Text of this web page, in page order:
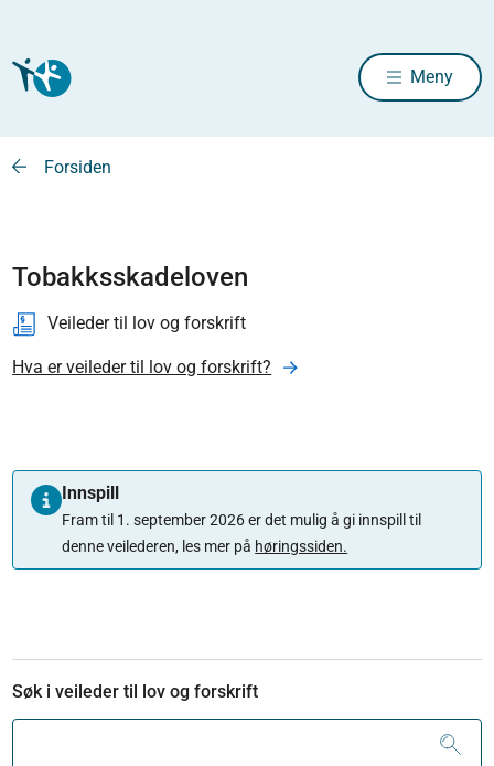
Meny
Forsiden
Tobakksskadeloven
Veileder til lov og forskrift
Hva er veileder til lov og forskrift?
Innspill
Fram til 1. september 2026 er det mulig å gi innspill til
denne veilederen, les mer på høringssiden.
Søk i veileder til lov og forskrift